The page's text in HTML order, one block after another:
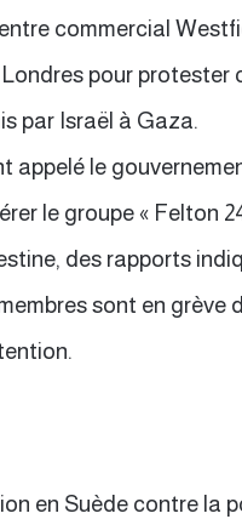
commercial
pour protester
par Israël à Gaza.
appelé le
le groupe « Felton
des rapports
sont en grève
en Suède contre la